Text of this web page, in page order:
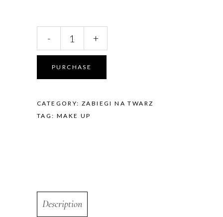
dyniowy
quantity
- +
PURCHASE
CATEGORY:ZABIEGI NA TWARZ
TAG: MAKE UP
Description